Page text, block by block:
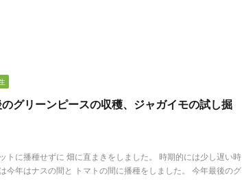
グリーンピースの収穫、ジャガイモの試し掘
トに播種せずに 畑に直まきをしました。 時期的には少し遅い時
今年はナスの間と トマトの間に播種をしました。 今年最後のグ